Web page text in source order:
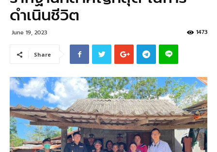
ดำเนินชีวิต
June 19, 2023 1473
Share